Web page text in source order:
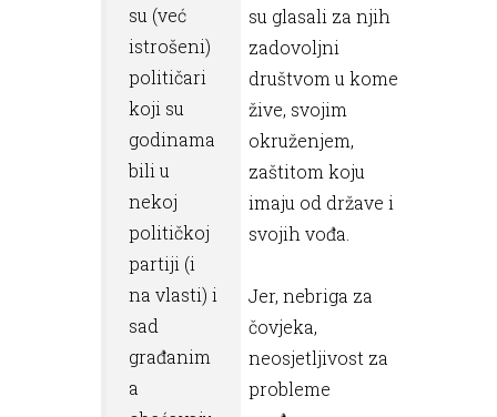
su (već
istrošeni)
političari
koji su
godinama
bili u
nekoj
političkoj
partiji (i
na vlasti) i
sad
građanim
a
su glasali za njih
zadovoljni
društvom u kome
žive, svojim
okruženjem,
zaštitom koju
imaju od države i
svojih vođa.
Jer, nebriga za
čovjeka,
neosjetljivost za
probleme